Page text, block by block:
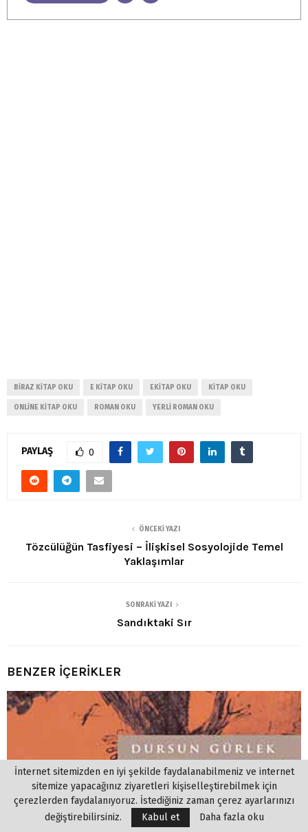
BIRAZ KITAP OKU E KITAP OKU EKITAP OKU KITAP OKU
ONLINE KITAP OKU ROMAN OKU YERLI ROMAN OKU
PAYLAŞ 0
ÖNCEKI YAZI
Tözcülüğün Tasfiyesi – İlişkisel Sosyolojide Temel
Yaklaşımlar
SONRAKI YAZI
Sandıktaki Sır
BENZER İÇERİKLER
İnternet sitemizden en iyi şekilde faydalanabilmeniz ve internet
sitemize yapacağınız ziyaretleri kişiselleştirebilmek için
çerezlerden faydalanıyoruz. İstediğiniz zaman çerez ayarlarınızı
değiştirebilirsiniz.
Kabul et Daha fazla oku